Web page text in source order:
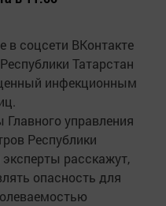
в соцсети ВКонтакте
Татарстан
инфекционным
управления
Республики
расскажут,
опасность для